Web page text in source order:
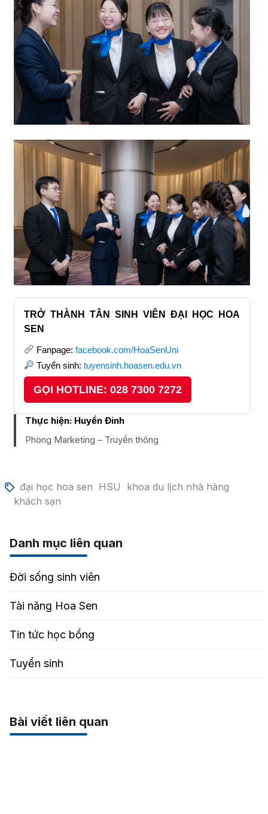
TRỞ THÀNH TÂN SINH VIÊN ĐẠI HỌC HOA
SEN
Fanpage: facebook.com/HoaSenUni
Tuyển sinh: tuyensinh.hoasen.edu.vn
GỌI HOTLINE: 028 7300 7272
Thực hiện: Huyền Đinh
Phòng Marketing – Truyền thông
đại học hoa sen HSU
khoa du lịch nhà hàng
khách sạn
Danh mục liên quan
Đời sống sinh viên
Tài năng Hoa Sen
Tin tức học bổng
Tuyển sinh
Bài viết liên quan